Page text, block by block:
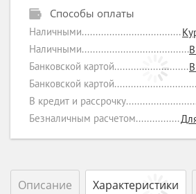
Способы оплаты
Наличными
Наличными
Банковской картой
Банковской картой
В кредит и рассрочку
Безналичным расчетом
Описание Характеристики